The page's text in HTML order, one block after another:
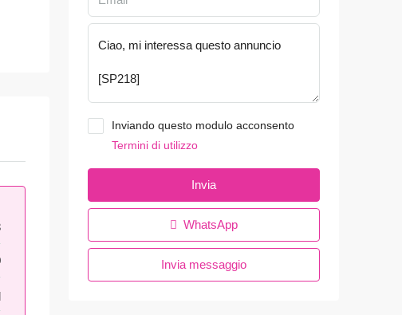
Inviando questo modulo acconsento
Termini di utilizzo
Invia
WhatsApp
Invia messaggio